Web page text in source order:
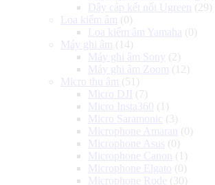
Dây cáp kết nối Ugreen
(29)
Loa kiểm âm (0)
Loa kiểm âm Yamaha (0)
Máy ghi âm (14)
Máy ghi âm Sony (2)
Máy ghi âm Zoom (12)
Micro thu âm (51)
Micro DJI (7)
Micro Insta360 (1)
Micro Saramonic (3)
Microphone Amaran
(0)
Microphone Asus (0)
Microphone Canon
(1)
Microphone Elgato (0)
Microphone Rode (30)